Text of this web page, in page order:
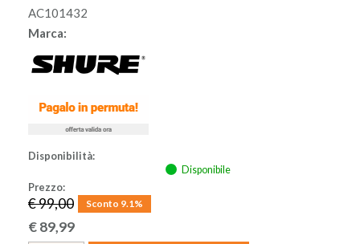
AC101432
Marca:
Disponibilità:
Disponibile
Prezzo:
€ 99,00 Sconto 9.1%
€89,99